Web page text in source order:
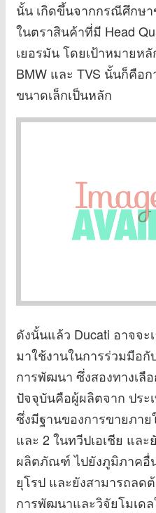
นั้น เกิดขึ้นจากกรณีศึกษา
ในตราสินค้าที่มี Head
เยอรมัน โดยเป้าหมายห
BMW และ TVS นั้นก็คือ
ขนาดเล็กเป็นหลัก
ดังนั้นแล้ว Ducati อาจจะ
มาใช้งานในการร่วมมือ
การพัฒนา ซึ่งสองทางเลื
ปัจจุบันคือผู้ผลิตจาก ประ
ซึ่งมีฐานของการขายภาย
และ 2 ในทวีปเอเชีย และ
ผลิตภัณฑ์ ไปยังภูมิภาคอื่
ยุโรป และยังสามารถลด
การพัฒนาและวิจัยโมเด